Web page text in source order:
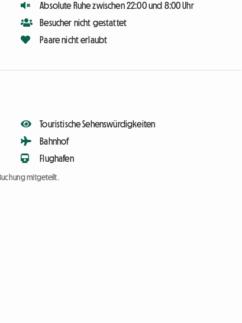
Absolute Ruhe zwischen 22:00 und 8:00 Uhr
Besucher nicht gestattet
Paare nicht erlaubt
Touristische Sehenswürdigkeiten
Bahnhof
Flughafen
mitgeteilt.